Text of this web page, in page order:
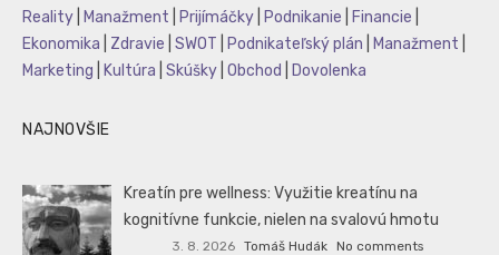
Reality
Manažment Prijímáčky Podnikanie Financie
Ekonomika
Zdravie SWOT Podnikateľský plán Manažment
Marketing
Kultúra Skúšky Obchod Dovolenka
NAJNOVŠIE
Kreatín pre wellness: Využitie kreatínu na
kognitívne funkcie, nielen na svalovú hmotu
3. 8. 2026 Tomáš Hudák No comments